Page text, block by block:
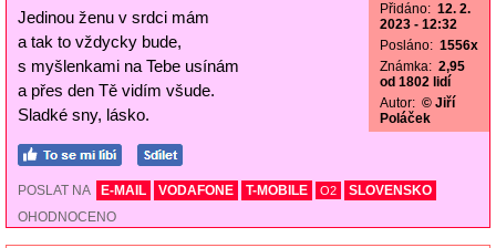
Jedinou ženu v srdci mám
a tak to vždycky bude,
s myšlenkami na Tebe usínám
a přes den Tě vidím všude.
Sladké sny, lásko.
Přidáno: 12. 2.
2023 - 12:32
Posláno: 1556x
Známka: 2,95
od 1802 lidí
Autor: © Jiří
Poláček
POSLAT NA E-MAIL VODAFONE T-MOBILE O2
SLOVENSKO
OHODNOCENO